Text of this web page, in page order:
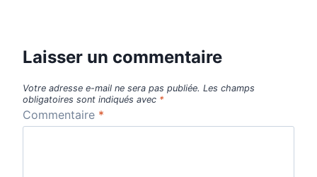
Laisser un commentaire
Votre adresse e-mail ne sera pas publiée. Les champs
obligatoires sont indiqués avec *
Commentaire *